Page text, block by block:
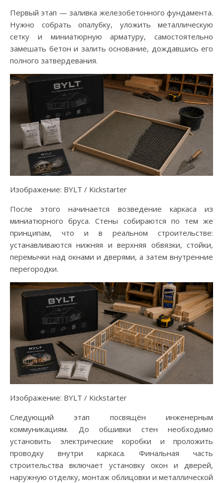
Первый этап — заливка железобетонного фундамента.
Нужно собрать опалубку, уложить металлическую
сетку и миниатюрную арматуру, самостоятельно
замешать бетон и залить основание, дождавшись его
полного затвердевания.
Изображение: BYLT / Kickstarter
После этого начинается возведение каркаса из
миниатюрного бруса. Стены собираются по тем же
принципам, что и в реальном строительстве:
устанавливаются нижняя и верхняя обвязки, стойки,
перемычки над окнами и дверями, а затем внутренние
перегородки.
Изображение: BYLT / Kickstarter
Следующий этап посвящён инженерным
коммуникациям. До обшивки стен необходимо
установить электрические коробки и проложить
проводку внутри каркаса. Финальная часть
строительства включает установку окон и дверей,
наружную отделку, монтаж облицовки и металлической